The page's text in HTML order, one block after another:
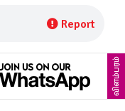
Report
விளம்பரம்